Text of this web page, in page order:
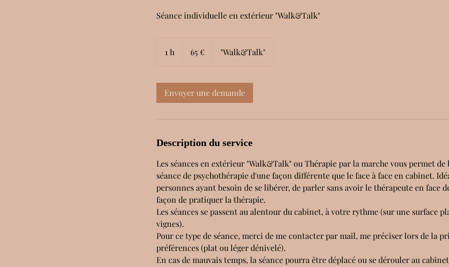
Séance individuelle en extérieur "Walk&Talk"
1 h 65 € "Walk&Talk"
Envoyer une demande
Description du service
Les séances en extérieur "Walk&Talk" ou Thérapie par la marche vous permet
séance de psychothérapie d'une façon différente que le face à face en cabinet.
personnes ayant besoin de se libérer, de parler sans avoir le thérapeute en face
façon de pratiquer la thérapie.
Les séances se passent au alentour du cabinet, à votre rythme (sur une surface
vignes).
Pour ce type de séance, merci de me contacter par mail, me préciser lors de la
préférences (plat ou léger dénivelé).
En cas de mauvais temps, la séance pourra être déplacé ou se dérouler au